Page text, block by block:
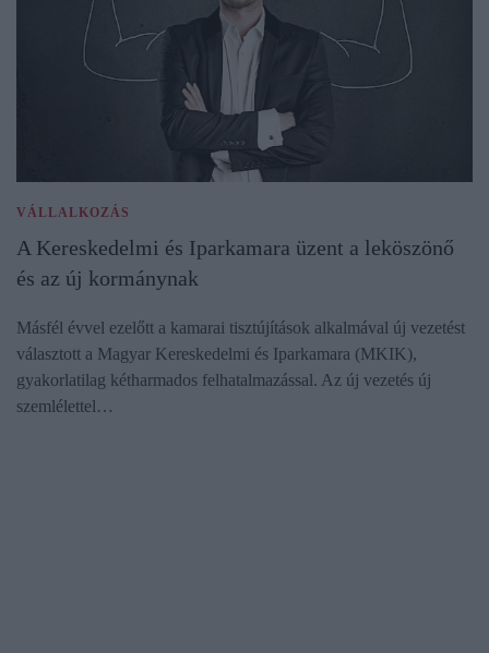
VÁLLALKOZÁS
A Kereskedelmi és Iparkamara üzent a leköszönő
és az új kormánynak
Másfél évvel ezelőtt a kamarai tisztújítások alkalmával új vezetést
választott a Magyar Kereskedelmi és Iparkamara (MKIK),
gyakorlatilag kétharmados felhatalmazással. Az új vezetés új
szemlélettel…